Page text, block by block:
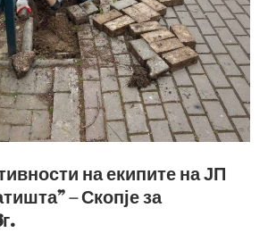
на екипите на ЈП
– Скопје за